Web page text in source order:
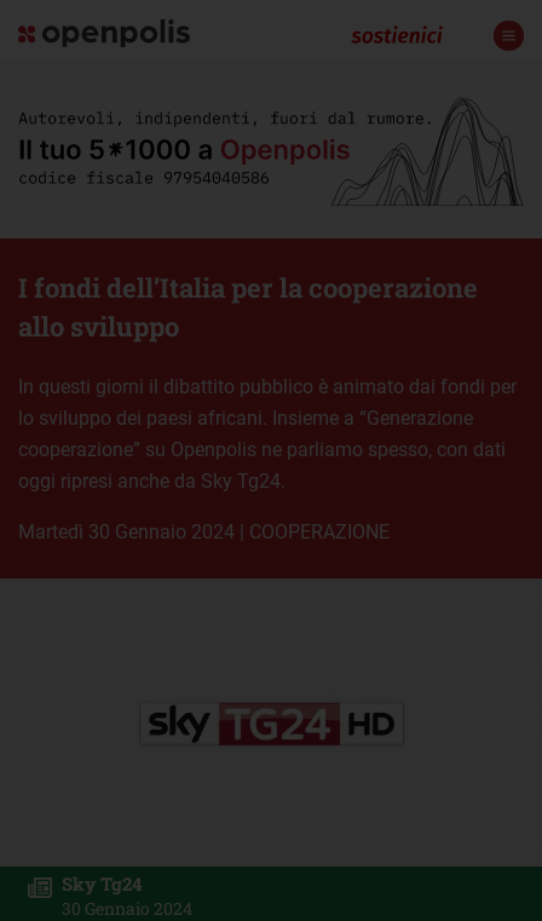
I fondi dell’Italia per la cooperazione
allo sviluppo
In questi giorni il dibattito pubblico è animato dai fondi per
lo sviluppo dei paesi africani. Insieme a “Generazione
cooperazione” su Openpolis ne parliamo spesso, con dati
oggi ripresi anche da Sky Tg24.
martedì 30 Gennaio 2024 | COOPERAZIONE
Sky Tg24
30 Gennaio 2024